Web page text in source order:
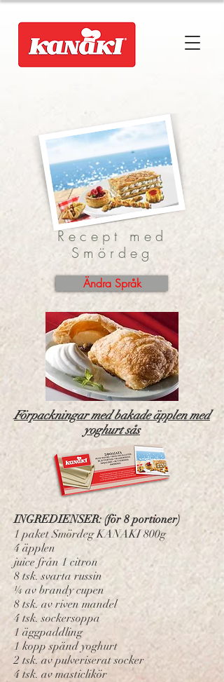
Förpackningar med bakade äpplen med
yoghurt sås
INGREDIENSER: (för 8 portioner)
1 paket Smördeg KANAKI 800g
4 äpplen
juice från 1 citron
8 tsk. svarta russin
¼ av brandy cupen
8 tsk. av riven mandel
4 tsk. sockersoppa
1 äggpaddling
1 kopp spänd yoghurt
2 tsk. av pulveriserat socker
4 tsk. av masticlikör
Recept med
Smördeg
Ändra Språk